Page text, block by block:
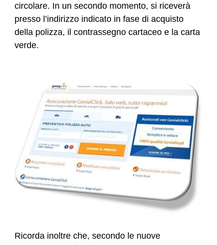
circolare. In un secondo momento, si riceverà
presso l’indirizzo indicato in fase di acquisto
della polizza, il contrassegno cartaceo e la carta
verde.
Ricorda inoltre che, secondo le nuove